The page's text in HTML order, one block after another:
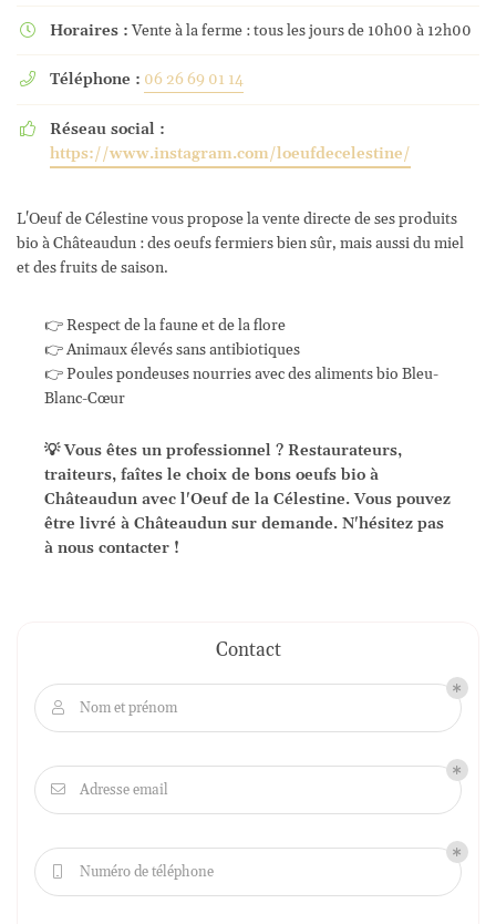
 Horaires :Vente à la ferme : tous les jours de 10h00 à 12h00
 Téléphone : 06 26 69 01 14

Réseau social :
https://www.instagram.com/loeufdecelestine/
L'Oeuf de Célestine vous propose la vente directe de ses produits
bio à Châteaudun : des oeufs fermiers bien sûr, mais aussi du miel
et des fruits de saison.
👉 Respect de la faune et de la flore
👉 Animaux élevés sans antibiotiques
👉 Poules pondeuses nourries avec des aliments bio Bleu-
Blanc-Cœur
💡 Vous êtes un professionnel ? Restaurateurs,
traiteurs, faîtes le choix de bons oeufs bio à
Châteaudun avec l'Oeuf de la Célestine. Vous pouvez
être livré à Châteaudun sur demande. N'hésitez pas
à nous contacter !
Contact
 Nom et prénom
 Adresse email
Numéro de téléphone